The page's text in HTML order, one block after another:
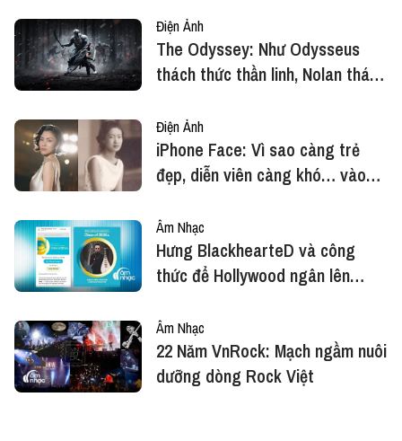
Điện Ảnh
The Odyssey: Như Odysseus
thách thức thần linh, Nolan thách
Điện Ảnh
iPhone Face: Vì sao càng trẻ
đẹp, diễn viên càng khó… vào
Âm Nhạc
Hưng BlackhearteD và công
thức để Hollywood ngân lên
Âm Nhạc
22 Năm VnRock: Mạch ngầm nuôi
dưỡng dòng Rock Việt